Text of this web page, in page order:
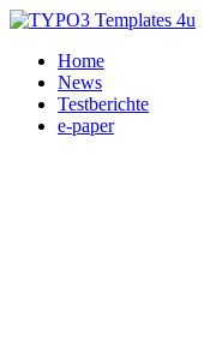
Home
News
Testberichte
e-paper